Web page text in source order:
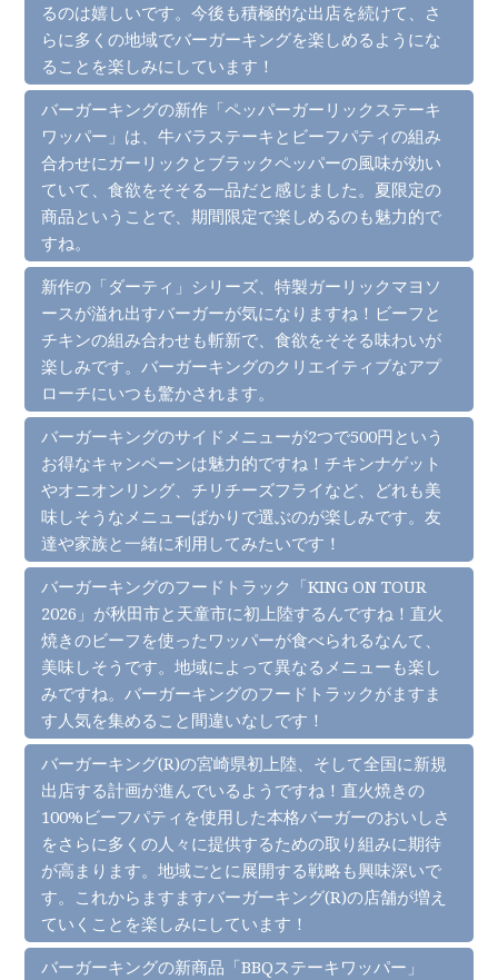
るのは嬉しいです。今後も積極的な出店を続けて、さ
らに多くの地域でバーガーキングを楽しめるようにな
ることを楽しみにしています！
バーガーキングの新作「ペッパーガーリックステーキ
ワッパー」は、牛バラステーキとビーフパティの組み
合わせにガーリックとブラックペッパーの風味が効い
ていて、食欲をそそる一品だと感じました。夏限定の
商品ということで、期間限定で楽しめるのも魅力的で
すね。
新作の「ダーティ」シリーズ、特製ガーリックマヨソ
ースが溢れ出すバーガーが気になりますね！ビーフと
チキンの組み合わせも斬新で、食欲をそそる味わいが
楽しみです。バーガーキングのクリエイティブなアプ
ローチにいつも驚かされます。
バーガーキングのサイドメニューが2つで500円という
お得なキャンペーンは魅力的ですね！チキンナゲット
やオニオンリング、チリチーズフライなど、どれも美
味しそうなメニューばかりで選ぶのが楽しみです。友
達や家族と一緒に利用してみたいです！
バーガーキングのフードトラック「KING ON TOUR
2026」が秋田市と天童市に初上陸するんですね！直火
焼きのビーフを使ったワッパーが食べられるなんて、
美味しそうです。地域によって異なるメニューも楽し
みですね。バーガーキングのフードトラックがますま
す人気を集めること間違いなしです！
バーガーキング(R)の宮崎県初上陸、そして全国に新規
出店する計画が進んでいるようですね！直火焼きの
100%ビーフパティを使用した本格バーガーのおいしさ
をさらに多くの人々に提供するための取り組みに期待
が高まります。地域ごとに展開する戦略も興味深いで
す。これからますますバーガーキング(R)の店舗が増え
ていくことを楽しみにしています！
バーガーキングの新商品「BBQステーキワッパー」